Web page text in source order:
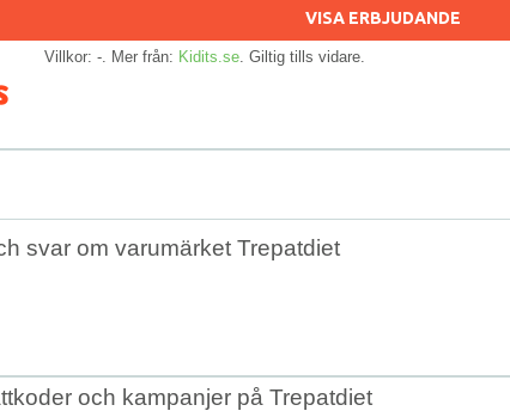
VISA ERBJUDANDE
Villkor: -. Mer från: Kidits.se . Giltig tills vidare.
svar om varumärket Trepatdiet
och kampanjer på Trepatdiet